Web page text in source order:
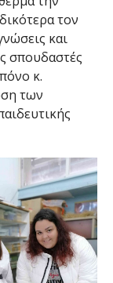
τον
και
σπουδαστές
κ.
των